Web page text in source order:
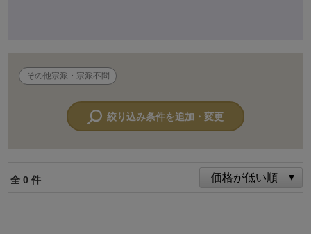
その他宗派・宗派不問
絞り込み条件を追加・変更
全 0 件